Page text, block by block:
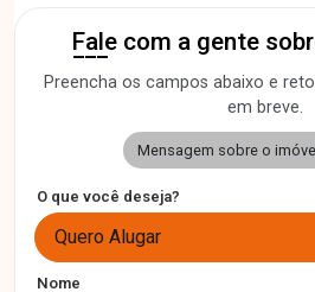
Fale com a gente
Preencha os campos abaixo e
em breve.
Mensagem sobre o imóvel
O que você deseja?
Quero Alugar
Nome